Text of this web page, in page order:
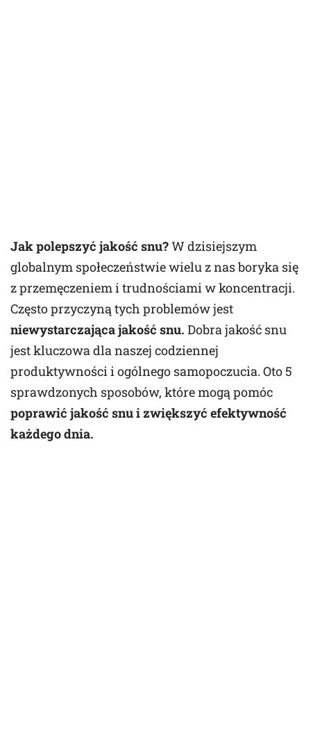
Jak polepszyć jakość snu?W dzisiejszym
globalnym społeczeństwie wielu z nas boryka się
z przemęczeniem i trudnościami w koncentracji.
Często przyczyną tych problemów jest
niewystarczająca jakość snu. Dobra jakość snu
jest kluczowa dla naszej codziennej
produktywności i ogólnego samopoczucia. Oto 5
sprawdzonych sposobów, które mogą pomóc
poprawić jakość snu i zwiększyć efektywność
każdego dnia.